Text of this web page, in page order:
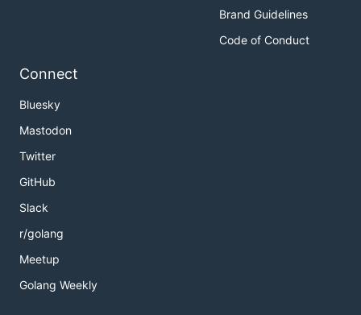
Brand Guidelines
Code of Conduct
Connect
Bluesky
Mastodon
Twitter
GitHub
Slack
r/golang
Meetup
Golang Weekly